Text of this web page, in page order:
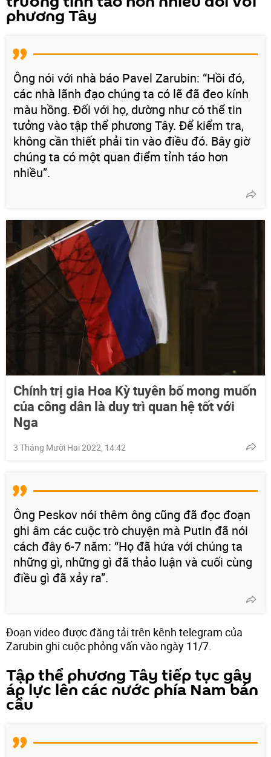
phương Tây
Ông nói với nhà báo Pavel Zarubin: “Hồi đó,
các nhà lãnh đạo chúng ta có lẽ đã đeo kính
màu hồng. Đối với họ, dường như có thể tin
tưởng vào tập thể phương Tây. Để kiểm tra,
không cần thiết phải tin vào điều đó. Bây giờ
chúng ta có một quan điểm tỉnh táo hơn
nhiều”.
Chính trị gia Hoa Kỳ tuyên bố mong muốn
của công dân là duy trì quan hệ tốt với
Nga
3 Tháng Mười Hai 2022, 14:42
Ông Peskov nói thêm ông cũng đã đọc đoạn
ghi âm các cuộc trò chuyện mà Putin đã nói
cách đây 6-7 năm: “Họ đã hứa với chúng ta
những gì, những gì đã thảo luận và cuối cùng
điều gì đã xảy ra”.
Đoạn video được đăng tải trên kênh telegram của
Zarubin ghi cuộc phỏng vấn vào ngày 11/7.
Tập thể phương Tây tiếp tục gây
áp lực lên các nước phía Nam bán
cầu